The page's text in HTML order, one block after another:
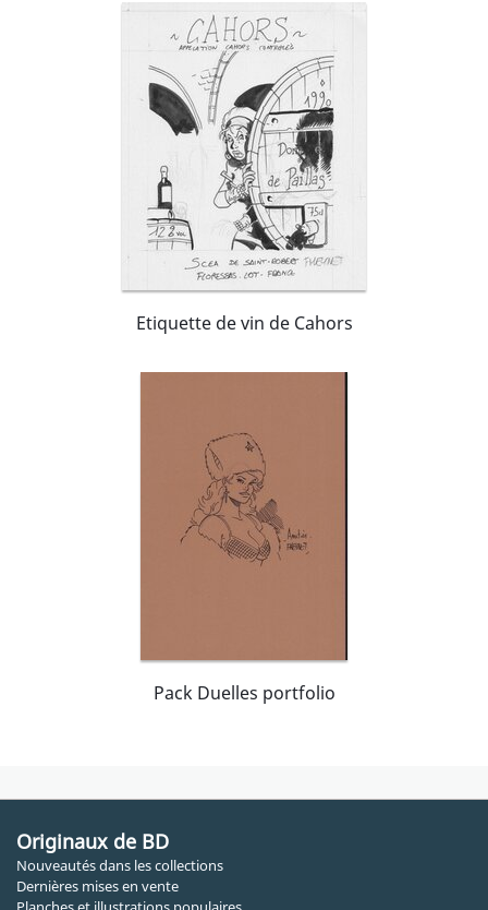
Etiquette de vin de Cahors
Pack Duelles portfolio
Originaux de BD
Nouveautés dans les collections
Dernières mises en vente